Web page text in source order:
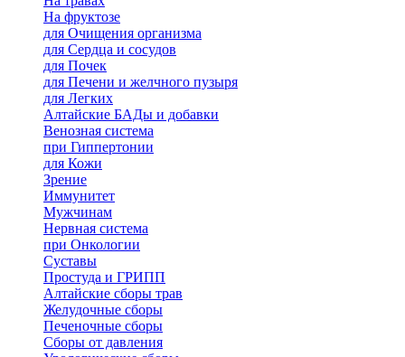
На фруктозе
для Очищения организма
для Сердца и сосудов
для Почек
для Печени и желчного пузыря
для Легких
Алтайские БАДы и добавки
Венозная система
при Гиппертонии
для Кожи
Зрение
Иммунитет
Мужчинам
Нервная система
при Онкологии
Суставы
Простуда и ГРИПП
Алтайские сборы трав
Желудочные сборы
Печеночные сборы
Сборы от давления